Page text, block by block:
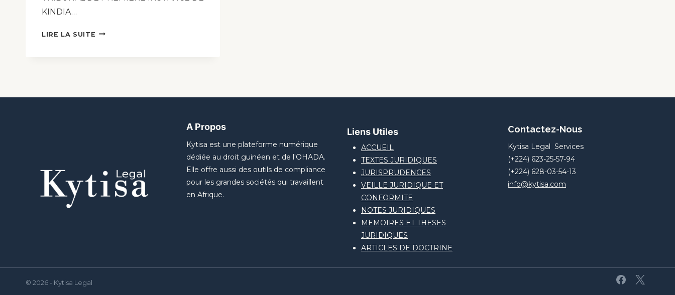
KINDIA…
LIRE LA SUITE
A Propos
Kytisa est une plateforme numérique
dédiée au droit guinéen et de l'OHADA.
Elle offre aussi des outils de compliance
pour les grandes sociétés qui travaillent
en Afrique.
Liens Utiles
ACCUEIL
TEXTES JURIDIQUES
JURISPRUDENCES
VEILLE JURIDIQUE ET
CONFORMITE
NOTES JURIDIQUES
MEMOIRES ET THESES
JURIDIQUES
ARTICLES DE DOCTRINE
Contactez-Nous
Kytisa Legal Services
(+224) 623-25-57-94
(+224) 628-03-54-13
info@kytisa.com
© 2026 - Kytisa Legal